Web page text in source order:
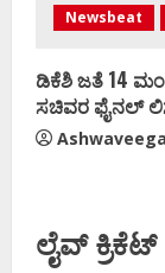
Newsbeat
ಡಿಕೆಶಿ ಜತೆ 14
ಸಚಿವರ ಫೈನಲ್
Ashwaveega
ಲೈವ್